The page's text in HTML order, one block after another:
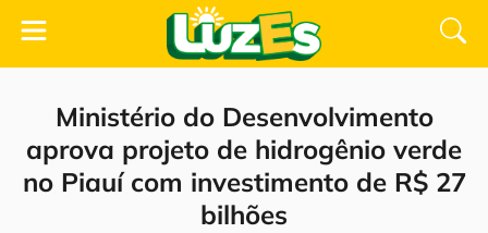
Ministério do Desenvolvimento
aprova projeto de hidrogênio verde
no Piauí com investimento de R$ 27
bilhões